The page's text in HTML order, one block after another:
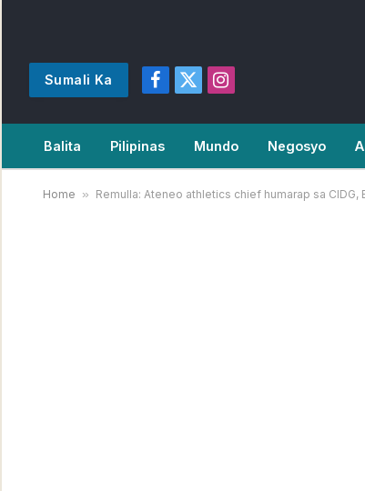
Sumali Ka
Facebook
X
Instagram
Balita Pilipinas Mundo Negosyo
Home » Remulla: Ateneo athletics chief humarap sa